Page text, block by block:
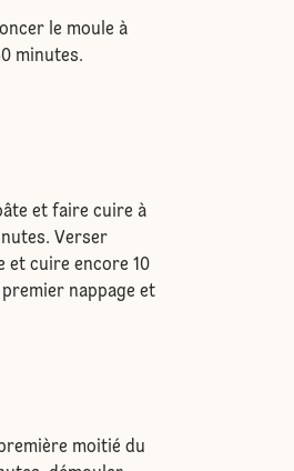
le moule à
minutes.
et faire cuire à
Verser
et cuire encore 10
nappage et
moitié du